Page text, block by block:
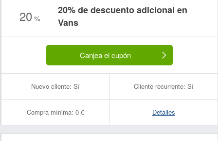
20 %
20% de descuento adicional en
Vans
Canjea el cupón
Nuevo cliente: Sí Cliente recurrente: Sí
Compra mínima: 0 € Detalles